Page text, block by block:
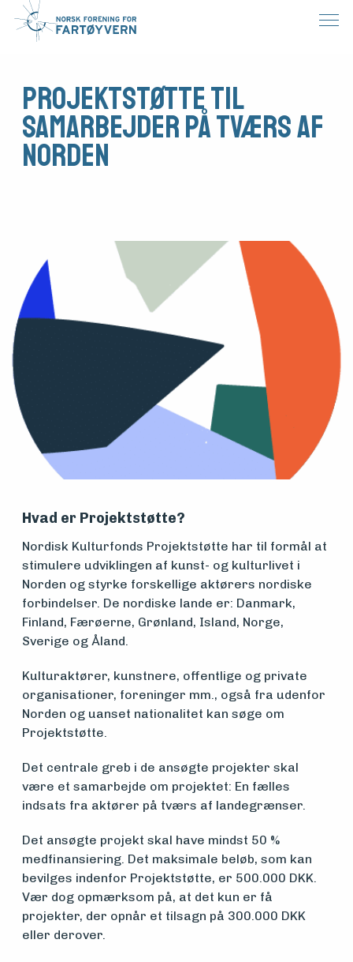
Medlemsfartøy
om
midler
Vern,
vedlikehold
og drift
Om
foreningen
Arrangementer
Projektstøtte til
samarbejder på tværs af
Norden
Hvad er Projektstøtte?
Nordisk Kulturfonds Projektstøtte har til formål at
stimulere udviklingen af kunst- og kulturlivet i
Norden og styrke forskellige aktørers nordiske
forbindelser. De nordiske lande er: Danmark,
Finland, Færøerne, Grønland, Island, Norge,
Sverige og Åland.
Kulturaktører, kunstnere, offentlige og private
organisationer, foreninger mm., også fra udenfor
Norden og uanset nationalitet kan søge om
Projektstøtte.
Det centrale greb i de ansøgte projekter skal
være et samarbejde om projektet: En fælles
indsats fra aktører på tværs af landegrænser.
Det ansøgte projekt skal have mindst 50 %
medfinansiering. Det maksimale beløb, som kan
bevilges indenfor Projektstøtte, er 500.000 DKK.
Vær dog opmærksom på, at det kun er få
projekter, der opnår et tilsagn på 300.000 DKK
eller derover.